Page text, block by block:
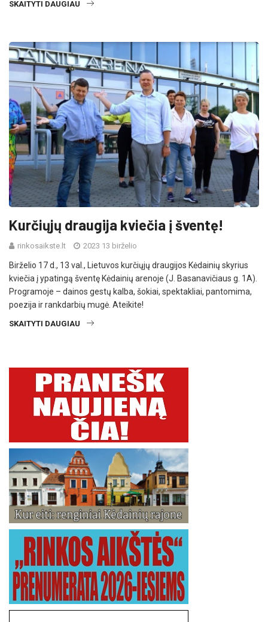
SKAITYTI DAUGIAU
Kurčiųjų draugija kviečia į šventę!
rinkosaikste.lt 2023 13 birželio
Birželio 17 d., 13 val., Lietuvos kurčiųjų draugijos Kėdainių skyrius
kviečia į ypatingą šventę Kėdainių arenoje (J. Basanavičiaus g. 1A).
Programoje – dainos gestų kalba, šokiai, spektakliai, pantomima,
poezija ir rankdarbių mugė. Ateikite!
SKAITYTI DAUGIAU